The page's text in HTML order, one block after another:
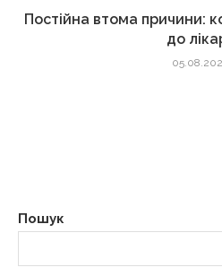
Постійна втома причини:
до
Пошук